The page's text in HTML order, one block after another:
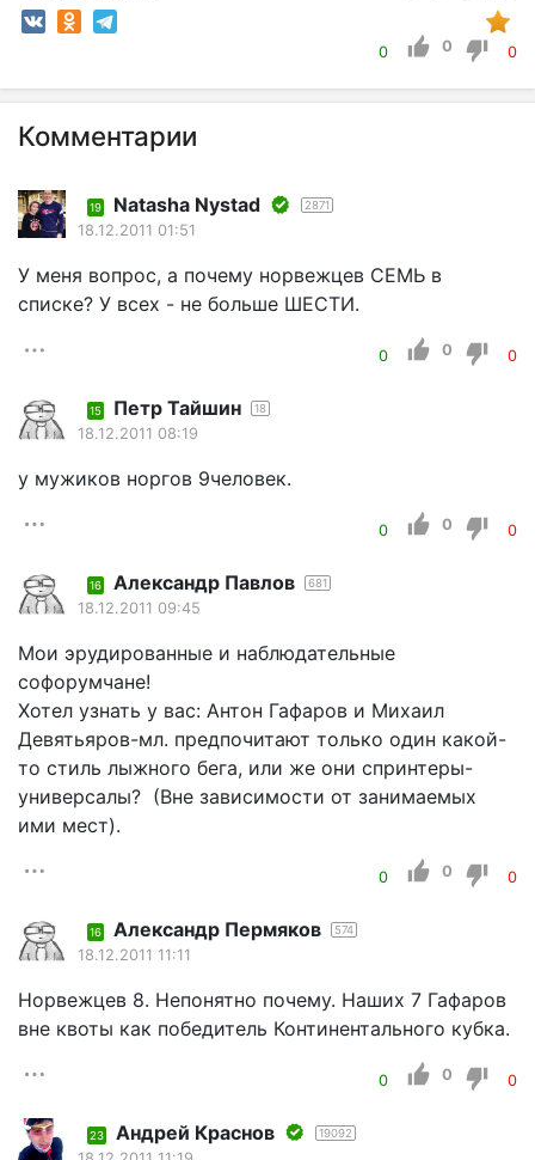
0 0 0
Комментарии
19 Natasha Nystad 2871
18.12.2011 01:51
У меня вопрос, а почему норвежцев СЕМЬ в
списке? У всех - не больше ШЕСТИ.
0 0 0
15 Петр Тайшин 18
18.12.2011 08:19
у мужиков норгов 9человек.
0 0 0
16 Александр Павлов 681
18.12.2011 09:45
Мои эрудированные и наблюдательные
софорумчане!
Хотел узнать у вас: Антон Гафаров и Михаил
Девятьяров-мл. предпочитают только один какой-
то стиль лыжного бега, или же они спринтеры-
универсалы? (Вне зависимости от занимаемых
ими мест).
0 0 0
16 Александр Пермяков 574
18.12.2011 11:11
Норвежцев 8. Непонятно почему. Наших 7 Гафаров
вне квоты как победитель Континентального кубка.
0 0 0
23 Андрей Краснов 19092